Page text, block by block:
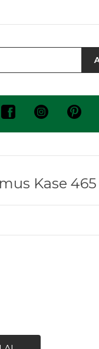
Kase 465